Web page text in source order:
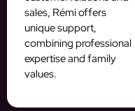
sales, Rémi offers
unique support,
combining professional
expertise and family
values.